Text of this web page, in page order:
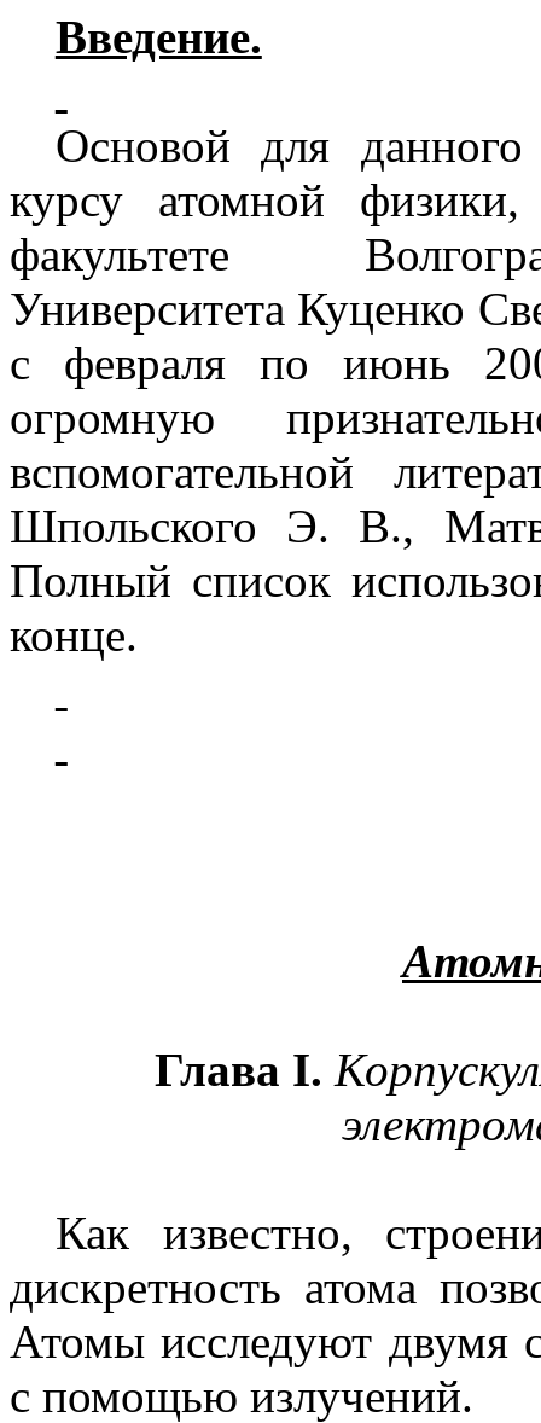
Введение.
Основой для
курсу атомной
факультете
Университета Куценко
с февраля по июнь
огромную
вспомогательной
Шпольского Э. В.,
Полный список
конце.
Глава I.
Как известно,
дискретность атома
Атомы исследуют двумя
с помощью излучений.